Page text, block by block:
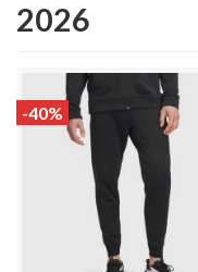
2026
-40%